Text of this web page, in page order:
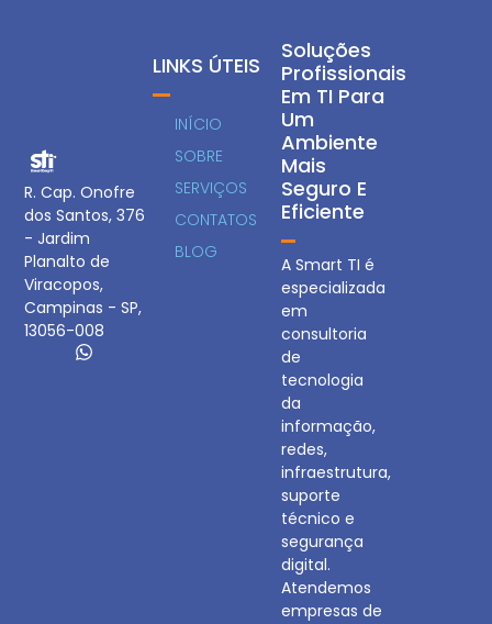
R. Cap. Onofre
dos Santos, 376
- Jardim
Planalto de
Viracopos,
Campinas - SP,
13056-008
Soluções
Profissionais
Em TI Para
Um
Ambiente
Mais
Seguro E
Eficiente
A Smart TI é
especializada
em
consultoria
de
tecnologia
da
informação,
redes,
infraestrutura,
suporte
técnico e
segurança
digital.
Atendemos
empresas de
LINKS ÚTEIS
INÍCIO
SOBRE
SERVIÇOS
CONTATOS
BLOG